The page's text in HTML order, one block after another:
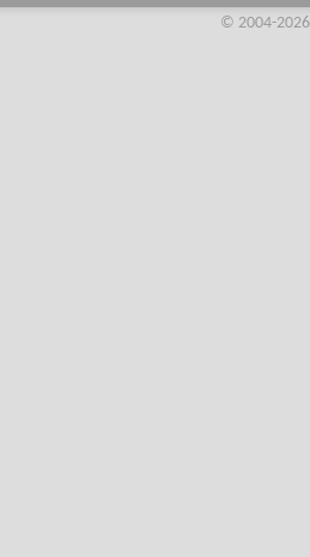
© 2004-